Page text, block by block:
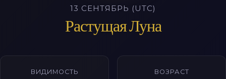
13 СЕНТЯБРЬ (UTC)
Растущая Луна
ВИДИМОСТЬ ВОЗРАСТ